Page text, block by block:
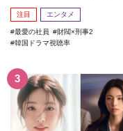
動！
注目 エンタメ
最愛の社員
財閥×刑事2
韓国ドラマ視聴率